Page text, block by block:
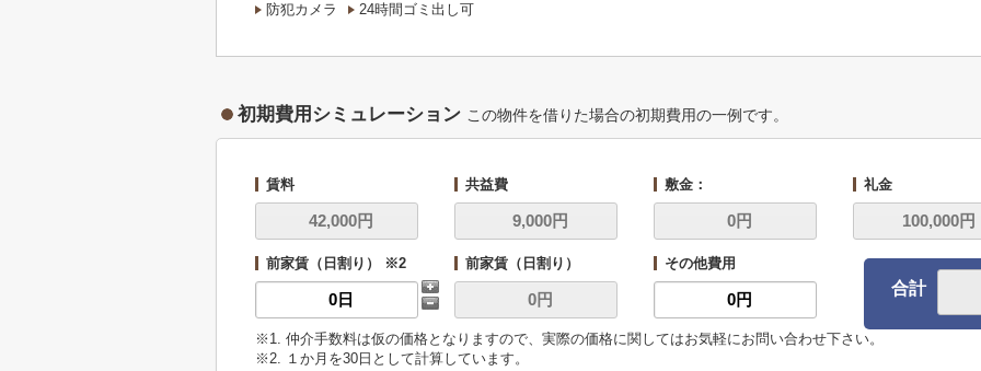
防犯カメラ
24時間ゴミ出し可
初期費用シミュレーション この物件を借りた場合の初期費用の一例です。
賃料 共益費 敷金： 礼金
前家賃（日割り） ※2 前家賃（日割り） その他費用
合計
※1. 仲介手数料は仮の価格となりますので、実際の価格に関してはお気軽にお問い合わせ下さい。
※2. １か月を30日として計算しています。